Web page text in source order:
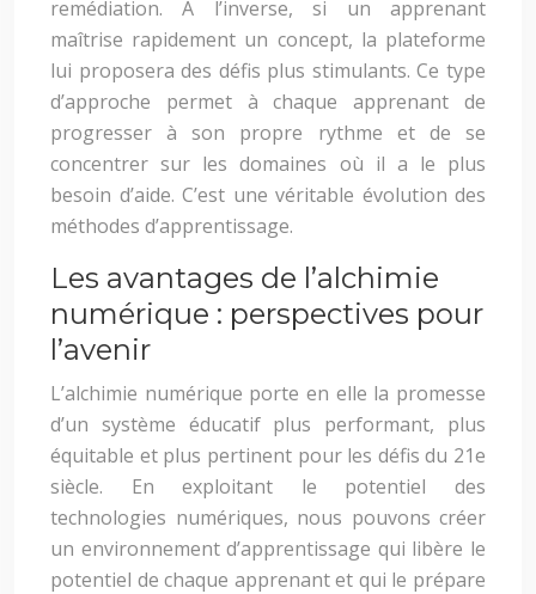
remédiation. À l’inverse, si un apprenant
maîtrise rapidement un concept, la plateforme
lui proposera des défis plus stimulants. Ce type
d’approche permet à chaque apprenant de
progresser à son propre rythme et de se
concentrer sur les domaines où il a le plus
besoin d’aide. C’est une véritable évolution des
méthodes d’apprentissage.
Les avantages de l’alchimie
numérique : perspectives pour
l’avenir
L’alchimie numérique porte en elle la promesse
d’un système éducatif plus performant, plus
équitable et plus pertinent pour les défis du 21e
siècle. En exploitant le potentiel des
technologies numériques, nous pouvons créer
un environnement d’apprentissage qui libère le
potentiel de chaque apprenant et qui le prépare